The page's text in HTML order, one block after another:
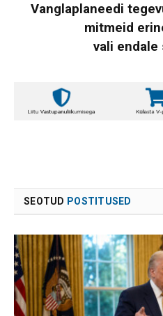
Vanglaplaneedi
mitmeid
vali endale
SEOTUD POSTITUSED